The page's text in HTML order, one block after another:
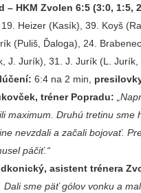
– HKM Zvolen 6:5 (3:0, 1:5,
Heizer (Kasík), 39. Koyš
(Puliš, Ďaloga), 24.
J. Jurík), 31. J. Jurík (L. Jurík,
6:4 na 2 min,
tréner Popradu:
maximum. Druhú tretinu sme
nevzdali a začali bojovať.
páčiť.“
asistent trénera
Dali sme päť gólov vonku a